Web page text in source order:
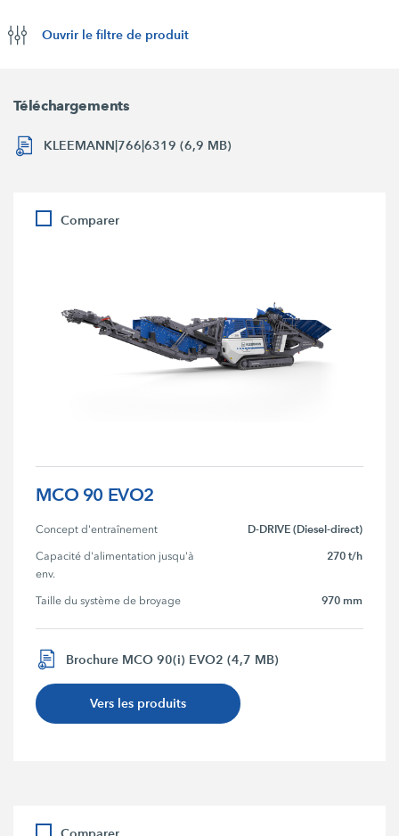
Ouvrir le filtre de produit
Téléchargements
KLEEMANN|766|6319 (6,9 MB)
Comparer
MCO 90 EVO2
Concept d'entraînement D-DRIVE (Diesel-direct)
Capacité d'alimentation jusqu'à
env.
270 t/h
Taille du système de broyage 970 mm
Brochure MCO 90(i) EVO2 (4,7 MB)
Vers les produits